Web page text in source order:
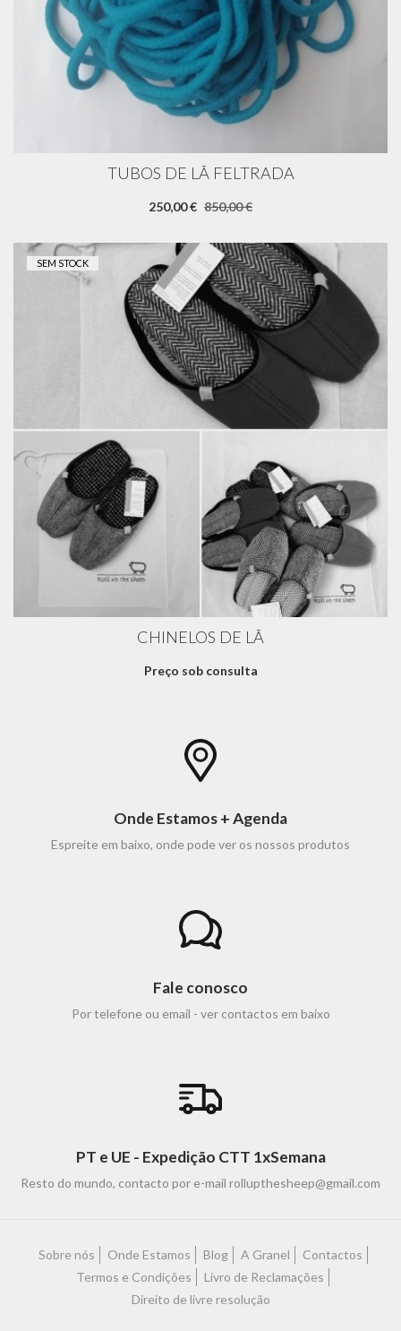
TUBOS DE LÃ FELTRADA
250,00 € 850,00 €
SEM STOCK
CHINELOS DE LÃ
Preço sob consulta
Onde Estamos + Agenda
Espreite em baixo, onde pode ver os nossos produtos
Fale conosco
Por telefone ou email - ver contactos em baixo
PT e UE - Expedição CTT 1xSemana
Resto do mundo, contacto por e-mail rollupthesheep@gmail.com
Sobre nós Onde Estamos Blog A Granel
Contactos
Termos e Condições
Livro de Reclamações
Direito de livre resolução